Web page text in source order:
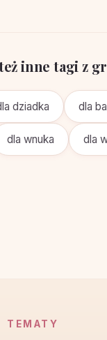
inne tagi z
dziadka dla
dla wnuka dla
TEMATY